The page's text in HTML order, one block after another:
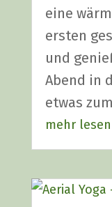
eine
ers­ten
und
Abend in
etwas
mehr lesen